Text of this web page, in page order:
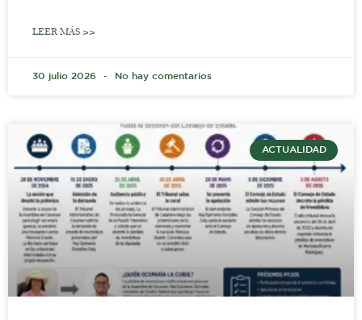
LEER MÁS >>
30 julio 2026 No hay comentarios
ACTUALIDAD